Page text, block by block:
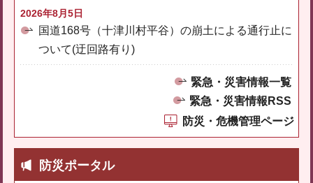
2026年8月5日
国道168号（十津川村平谷）の崩土による通行止に
ついて(迂回路有り)
緊急・災害情報一覧
緊急・災害情報RSS
防災・危機管理ページ
防災ポータル